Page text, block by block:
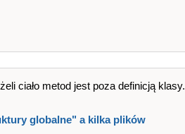
ciało metod jest poza definicją klasy.
globalne" a kilka plików